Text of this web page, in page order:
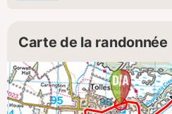
Carte de la randonnée